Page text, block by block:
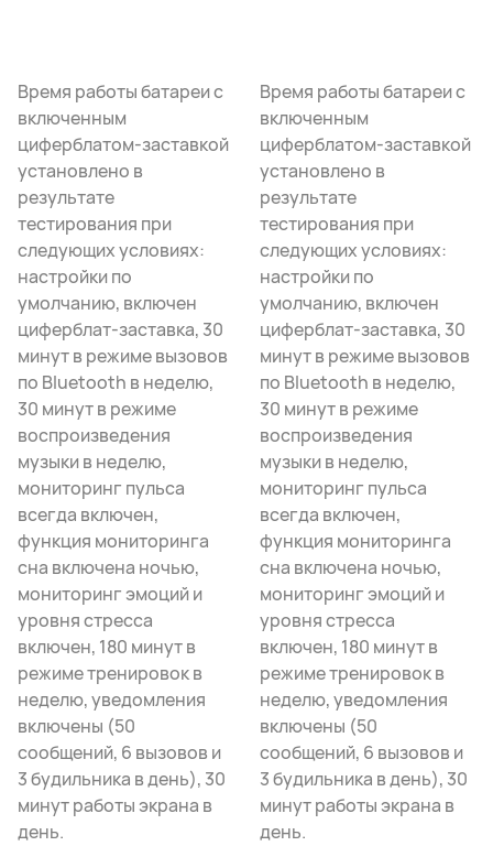
Время работы батареи с
включенным
циферблатом-заставкой
установлено в
результате
тестирования при
следующих условиях:
настройки по
умолчанию, включен
циферблат-заставка, 30
минут в режиме вызовов
по Bluetooth в неделю,
30 минут в режиме
воспроизведения
музыки в неделю,
мониторинг пульса
всегда включен,
функция мониторинга
сна включена ночью,
мониторинг эмоций и
уровня стресса
включен, 180 минут в
режиме тренировок в
неделю, уведомления
включены (50
сообщений, 6 вызовов и
3 будильника в день), 30
минут работы экрана в
день.
Время работы батареи с
включенным
циферблатом-заставкой
установлено в
результате
тестирования при
следующих условиях:
настройки по
умолчанию, включен
циферблат-заставка, 30
минут в режиме вызовов
по Bluetooth в неделю,
30 минут в режиме
воспроизведения
музыки в неделю,
мониторинг пульса
всегда включен,
функция мониторинга
сна включена ночью,
мониторинг эмоций и
уровня стресса
включен, 180 минут в
режиме тренировок в
неделю, уведомления
включены (50
сообщений, 6 вызовов и
3 будильника в день), 30
минут работы экрана в
день.